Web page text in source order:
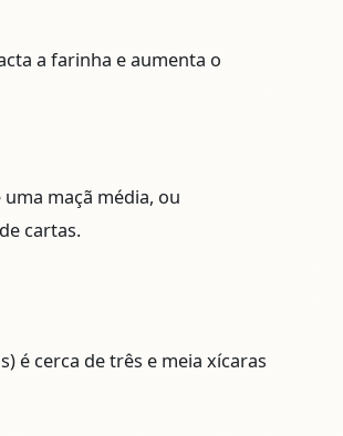
a farinha e aumenta o
maçã média, ou
cartas.
é cerca de três e meia xícaras